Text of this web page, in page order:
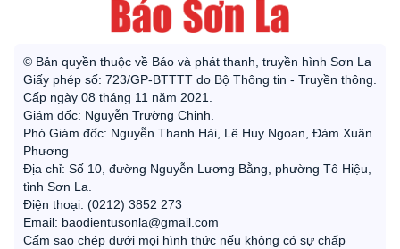
© Bản quyền thuộc về Báo và phát thanh, truyền hình Sơn La
Giấy phép số: 723/GP-BTTTT do Bộ Thông tin - Truyền thông.
Cấp ngày 08 tháng 11 năm 2021.
Giám đốc: Nguyễn Trường Chinh.
Phó Giám đốc: Nguyễn Thanh Hải, Lê Huy Ngoan, Đàm Xuân
Phương
Địa chỉ: Số 10, đường Nguyễn Lương Bằng, phường Tô Hiệu,
tỉnh Sơn La.
Điện thoại: (0212) 3852 273
Email: baodientusonla@gmail.com
Cấm sao chép dưới mọi hình thức nếu không có sự chấp